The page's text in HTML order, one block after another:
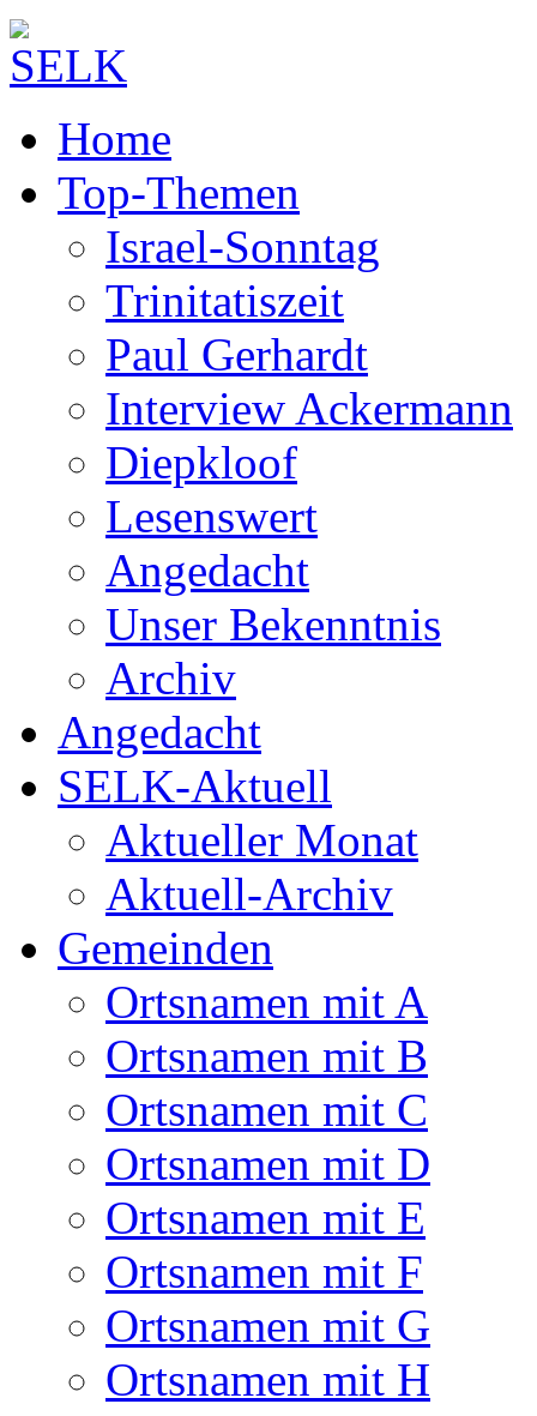
Home
Top-Themen
Israel-Sonntag
Trinitatiszeit
Paul Gerhardt
Interview Ackermann
Diepkloof
Lesenswert
Angedacht
Unser Bekenntnis
Archiv
Angedacht
SELK-Aktuell
Aktueller Monat
Aktuell-Archiv
Gemeinden
Ortsnamen mit A
Ortsnamen mit B
Ortsnamen mit C
Ortsnamen mit D
Ortsnamen mit E
Ortsnamen mit F
Ortsnamen mit G
Ortsnamen mit H